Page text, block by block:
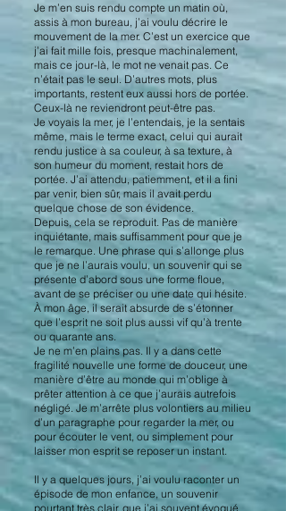
Je m’en suis rendu compte un matin où,
assis à mon bureau, j’ai voulu décrire le
mouvement de la mer. C’est un exercice que
j’ai fait mille fois, presque machinalement,
mais ce jour-là, le mot ne venait pas. Ce
n’était pas le seul. D’autres mots, plus
importants, restent eux aussi hors de portée.
Ceux-là ne reviendront peut-être pas.
Je voyais la mer, je l’entendais, je la sentais
même, mais le terme exact, celui qui aurait
rendu justice à sa couleur, à sa texture, à
son humeur du moment, restait hors de
portée. J’ai attendu, patiemment, et il a fini
par venir, bien sûr, mais il avait perdu
quelque chose de son évidence.
Depuis, cela se reproduit. Pas de manière
inquiétante, mais suffisamment pour que je
le remarque. Une phrase qui s’allonge plus
que je ne l’aurais voulu, un souvenir qui se
présente d’abord sous une forme floue,
avant de se préciser ou une date qui hésite.
À mon âge, il serait absurde de s’étonner
que l’esprit ne soit plus aussi vif qu’à trente
ou quarante ans.
Je ne m’en plains pas. Il y a dans cette
fragilité nouvelle une forme de douceur, une
manière d’être au monde qui m’oblige à
prêter attention à ce que j’aurais autrefois
négligé. Je m’arrête plus volontiers au milieu
d’un paragraphe pour regarder la mer, ou
pour écouter le vent, ou simplement pour
laisser mon esprit se reposer un instant.
Il y a quelques jours, j’ai voulu raconter un
épisode de mon enfance, un souvenir
pourtant très clair, que j’ai souvent évoqué